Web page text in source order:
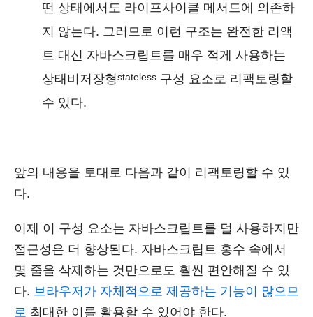
떤 상태에서도 라이프사이클 메서드에 의존하
지 않는다. 그러므로 이런 구조는 완전한 리액
트 대신 자바스크립트를 매우 적게 사용하는
상태비저장형stateless 구성 요소로 리팩토링할
수 있다.
앞의 내용을 토대로 다음과 같이 리팩토링할 수 있
다.
이제 이 구성 요소는 자바스크립트를 덜 사용하지만
접근성은 더 향상된다. 자바스크립트 홍수 속에서
몇 줄을 삭제하는 것만으로도 훨씬 편안해질 수 있
다. 브라우저가 자체적으로 제공하는 기능이 많으므
로 최대한 이를 활용할 수 있어야 한다.